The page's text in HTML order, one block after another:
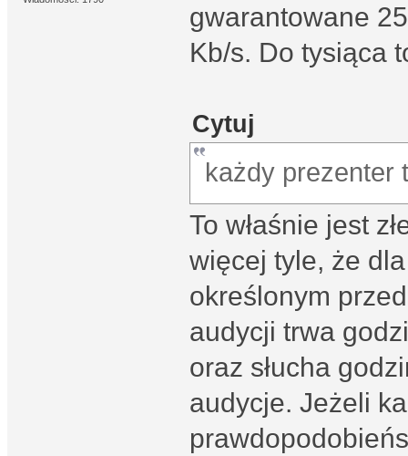
gwarantowane
Kb/s. Do tysiąca
Cytuj
każdy prezenter
To właśnie jest
więcej tyle, że
określonym
audycji trwa
oraz słucha
audycje. Jeżeli